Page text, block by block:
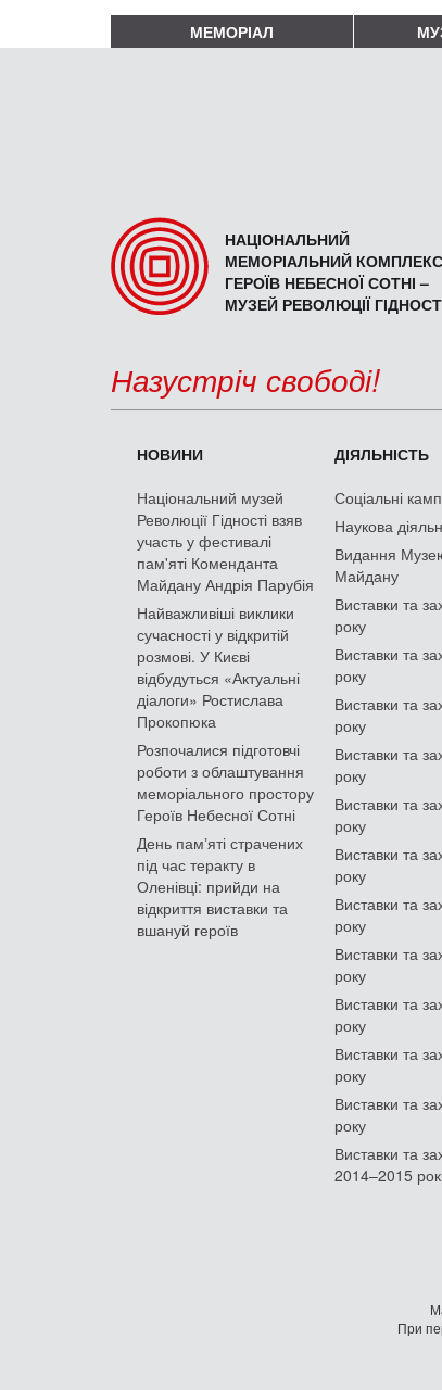
МЕМОРІАЛ
НАЦІОНАЛЬНИЙ
МЕМОРІАЛЬНИЙ КОМПЛЕКС
ГЕРОЇВ НЕБЕСНОЇ СОТНІ –
МУЗЕЙ РЕВОЛЮЦІЇ
Назустріч свободі!
НОВИНИ
Національний музей
Революції Гідності взяв
участь у фестивалі
пам'яті Коменданта
Майдану Андрія Парубія
Найважливіші виклики
сучасності у відкритій
розмові. У Києві
відбудуться «Актуальні
діалоги» Ростислава
Прокопюка
Розпочалися підготовчі
роботи з облаштування
меморіального простору
Героїв Небесної Сотні
День памʼяті страчених
під час теракту в
Оленівці: прийди на
відкриття виставки та
вшануй героїв
ДІЯЛЬНІСТЬ
Соціальні
Наукова
Видання
Майдану
Виставки та
року
Виставки та
року
Виставки та
року
Виставки та
року
Виставки та
року
Виставки та
року
Виставки та
року
Виставки та
року
Виставки та
року
Виставки та
року
Виставки та
року
Виставки та
2014–2015
При